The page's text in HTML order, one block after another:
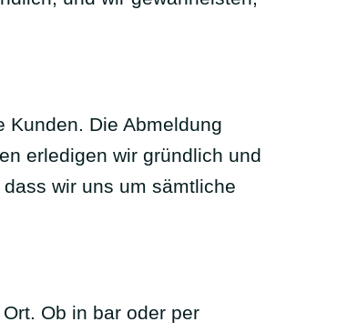
Kunden. Die Abmeldung
erledigen wir gründlich und
wir uns um sämtliche
Ob in bar oder per